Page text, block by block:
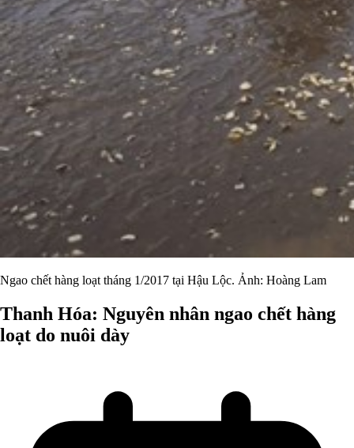
Ngao chết hàng loạt tháng 1/2017 tại Hậu Lộc. Ảnh: Hoàng Lam
Thanh Hóa: Nguyên nhân ngao chết hàng
loạt do nuôi dày